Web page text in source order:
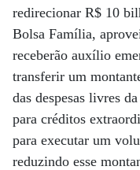
redirecionar R$ 10
Bolsa Família,
receberão auxílio
transferir um
das despesas livres
para créditos
para executar um
reduzindo esse